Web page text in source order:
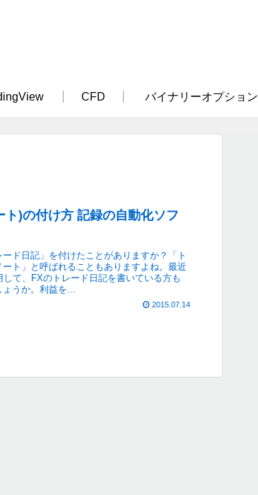
CFD バイナリーオプション
ト)の付け方 記録の自動化ソフ
ド日記」を付けたことがありますか？「ト
ト」と呼ばれることもありますよね。最近
て、FXのトレード日記を書いている方も
うか。利益を...
2015.07.14